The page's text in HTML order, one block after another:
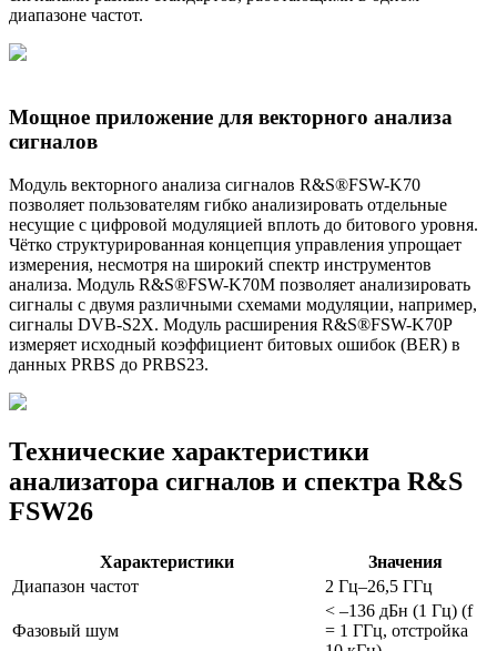
диапазоне частот.
Мощное приложение для векторного анализа
сигналов
Модуль векторного анализа сигналов R&S®FSW-K70
позволяет пользователям гибко анализировать отдельные
несущие с цифровой модуляцией вплоть до битового уровня.
Чётко структурированная концепция управления упрощает
измерения, несмотря на широкий спектр инструментов
анализа. Модуль R&S®FSW-K70M позволяет анализировать
сигналы с двумя различными схемами модуляции, например,
сигналы DVB-S2X. Модуль расширения R&S®FSW-K70P
измеряет исходный коэффициент битовых ошибок (BER) в
данных PRBS до PRBS23.
Технические характеристики
анализатора сигналов и спектра R&S
FSW26
Характеристики
Значения
Диапазон частот
2 Гц–26,5 ГГц
Фазовый шум
< –136 дБн (1 Гц) (f
= 1 ГГц, отстройка